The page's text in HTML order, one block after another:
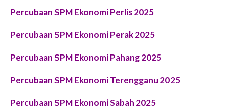
Percubaan SPM Ekonomi Perlis 2025
Percubaan SPM Ekonomi Perak 2025
Percubaan SPM Ekonomi Pahang 2025
Percubaan SPM Ekonomi Terengganu 2025
Percubaan SPM Ekonomi Sabah 2025